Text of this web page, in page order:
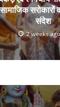
सामाजिक
संदेश
2 weeks ago